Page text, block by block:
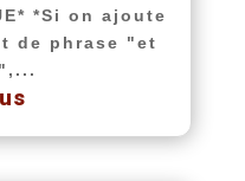
*Si on ajoute
de phrase "et